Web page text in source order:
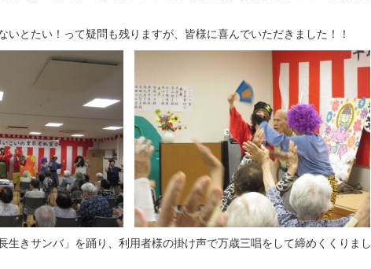
いとたい！って疑問も残りますが、皆様に喜んでいただきました！！
生きサンバ」を踊り、利用者様の掛け声で万歳三唱をして締めくくりまし